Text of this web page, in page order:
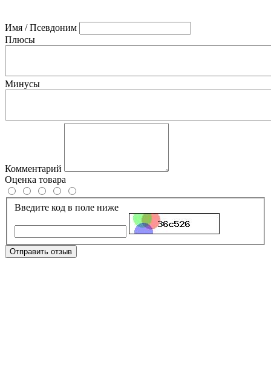
Имя / Псевдоним
Плюсы
Минусы
Комментарий
Оценка товара
Введите код в поле ниже
Отправить отзыв